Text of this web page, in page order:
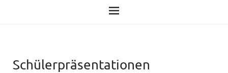
Schülerpräsentationen